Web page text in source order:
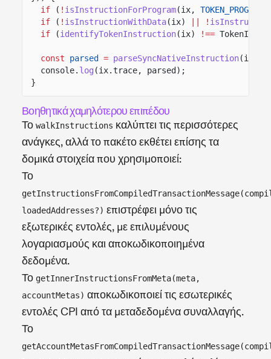
if
( ! isInstructionForProgram(ix,
if
( ! isInstructionWithData(ix) || !
if
(identifyTokenInstruction(ix) !==
const parsed = parseSyncNativeInstruction(ix);
console. log (ix.trace, parsed);
}
Βοηθητικά χαμηλότερου επιπέδου
Το walkInstructions καλύπτει τις περισσότερες
ανάγκες, αλλά το πακέτο εκθέτει επίσης τα
δομικά στοιχεία που χρησιμοποιεί:
Το
loadedAddresses?) επιστρέφει μόνο τις
εξωτερικές εντολές, με επιλυμένους
λογαριασμούς και αποκωδικοποιημένα
δεδομένα.
Το getInnerInstructionsFromMeta(meta,
accountMetas) αποκωδικοποιεί τις εσωτερικές
εντολές CPI από τα μεταδεδομένα συναλλαγής.
Το